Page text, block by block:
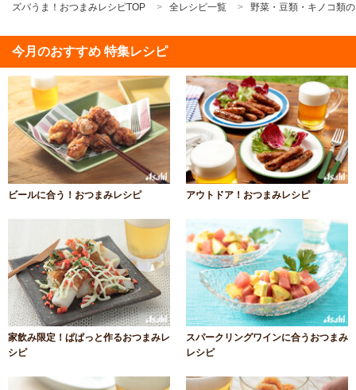
ズバうま！おつまみレシピTOP
全レシピ一覧 野菜・豆類・キノコ類
今月のおすすめ 特集レシピ
ビールに合う！おつまみレシピ アウトドア！おつまみレシピ
家飲み限定！ぱぱっと作るおつまみレ
シピ
スパークリングワインに合うおつまみ
レシピ